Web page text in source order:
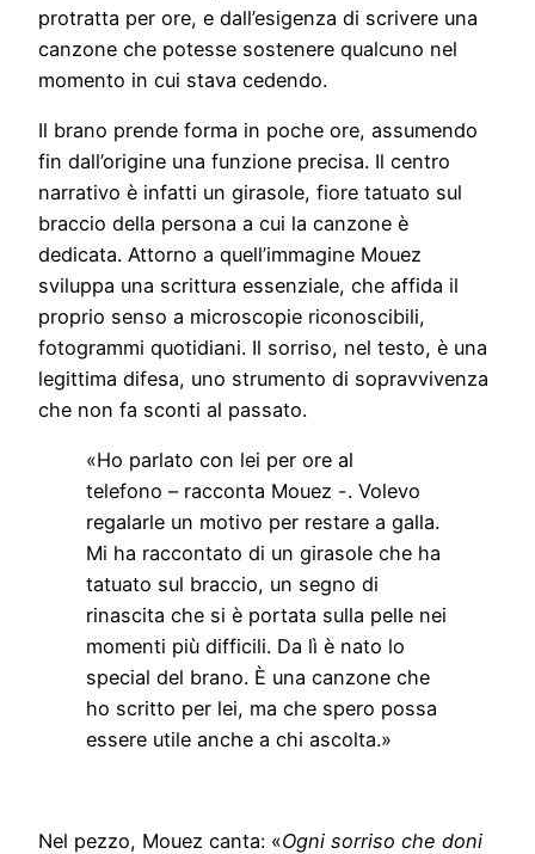
protratta per ore, e dall’esigenza di scrivere una
canzone che potesse sostenere qualcuno nel
momento in cui stava cedendo.
Il brano prende forma in poche ore, assumendo
fin dall’origine una funzione precisa. Il centro
narrativo è infatti un girasole, fiore tatuato sul
braccio della persona a cui la canzone è
dedicata. Attorno a quell’immagine Mouez
sviluppa una scrittura essenziale, che affida il
proprio senso a microscopie riconoscibili,
fotogrammi quotidiani. Il sorriso, nel testo, è una
legittima difesa, uno strumento di sopravvivenza
che non fa sconti al passato.
«Ho parlato con lei per ore al
telefono – racconta Mouez -. Volevo
regalarle un motivo per restare a galla.
Mi ha raccontato di un girasole che ha
tatuato sul braccio, un segno di
rinascita che si è portata sulla pelle nei
momenti più difficili. Da lì è nato lo
special del brano. È una canzone che
ho scritto per lei, ma che spero possa
essere utile anche a chi ascolta.»
Nel pezzo, Mouez canta: «Ogni sorriso che doni